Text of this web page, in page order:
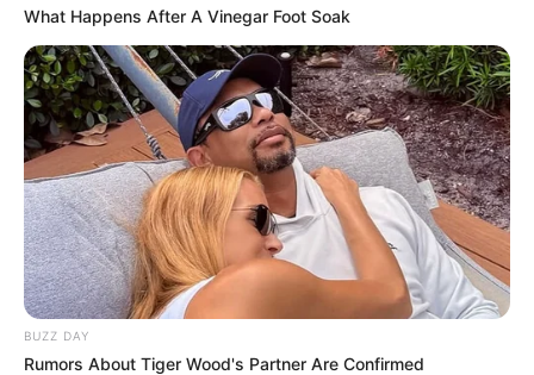
09:58 / 06 Avqust 2026
85 ölkəyə vizasız giriş təklif edən
pasport satışaçıxarıldı
56 0 0
What Happens After A Vinegar Foot Soak
BUZZ DAY
Rumors About Tiger Wood's Partner Are Confirmed